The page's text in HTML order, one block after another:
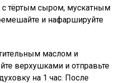
с тёртым сыром, мускатным
и нафаршируйте
маслом и
верхушками и отправьте
на 1 час. После